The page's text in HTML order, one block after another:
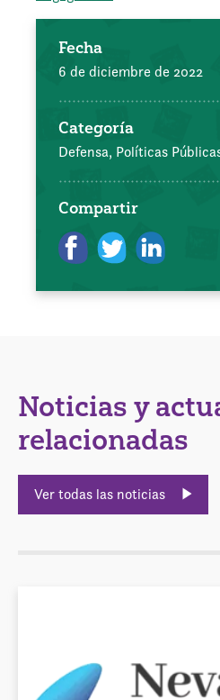
Fecha
6 de diciembre de 2022
Categoría
Defensa, Políticas
Compartir
Noticias y
relacionadas
Ver todas las noticias